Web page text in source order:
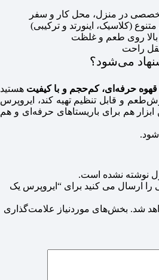
در منزل، محل کار و سفر
(کلاسیک، اینورتد و ترکیبی)
بالا روی طعم و غلظت
راحت
می‌شود؟
قهوه حرفه‌ای، کم‌حجم و با کیفیت هستید
و قابل تنظیم تهیه کند، ایروپرس
ابزار هم برای باریستاهای حرفه‌ای و هم
نوشته نشده است.
را ارسال می کنید برای “ایروپرس یک
شد. بخش‌های موردنیاز علامت‌گذاری